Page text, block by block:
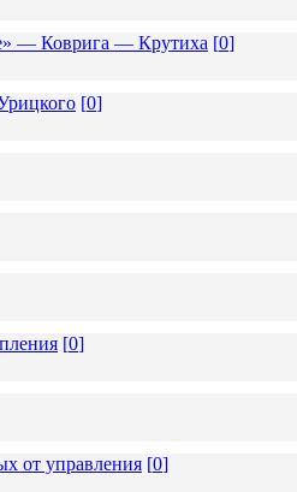
— Коврига — Крутиха [0]
[0]
[0]
от управления [0]